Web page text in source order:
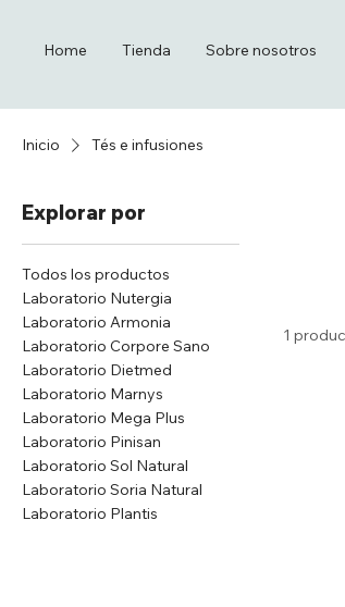
Home Tienda Sobre nosotros
Inicio Tés e infusiones
Explorar por
Todos los productos
Laboratorio Nutergia
Laboratorio Armonia
Laboratorio Corpore Sano
Laboratorio Dietmed
Laboratorio Marnys
Laboratorio Mega Plus
Laboratorio Pinisan
Laboratorio Sol Natural
Laboratorio Soria Natural
Laboratorio Plantis
1